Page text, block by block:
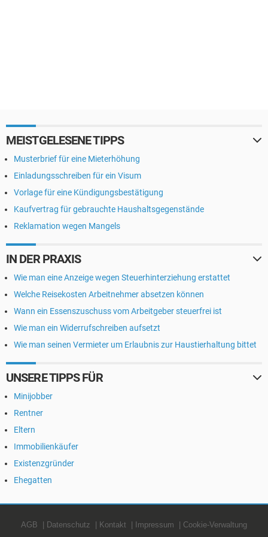
MEISTGELESENE TIPPS
Musterbrief für eine Mieterhöhung
Einladungsschreiben für ein Visum
Vorlage für eine Kündigungsbestätigung
Kaufvertrag für gebrauchte Haushaltsgegenstände
Reklamation wegen Mangels
IN DER PRAXIS
Wie man eine Anzeige wegen Steuerhinterziehung erstattet
Welche Reisekosten Arbeitnehmer absetzen können
Wann ein Essenszuschuss vom Arbeitgeber steuerfrei ist
Wie man ein Widerrufschreiben aufsetzt
Wie man seinen Vermieter um Erlaubnis zur Haustierhaltung bittet
UNSERE TIPPS FÜR
Minijobber
Rentner
Eltern
Immobilienkäufer
Existenzgründer
Ehegatten
AGB Datenschutz Kontakt Impressum Cookie-Verwaltung